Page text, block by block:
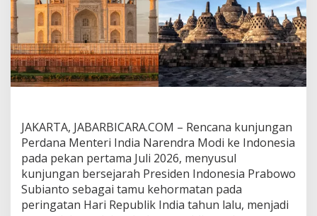
a
K
e
m
b
a
l
e
n
j
d
i
P
JAKARTA, JABARBICARA.COM – Rencana kunjungan
Perdana Menteri India Narendra Modi ke Indonesia
pada pekan pertama Juli 2026, menyusul
kunjungan bersejarah Presiden Indonesia Prabowo
Subianto sebagai tamu kehormatan pada
peringatan Hari Republik India tahun lalu, menjadi